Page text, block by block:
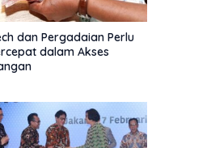
dan Pergadaian Perlu
dalam Akses